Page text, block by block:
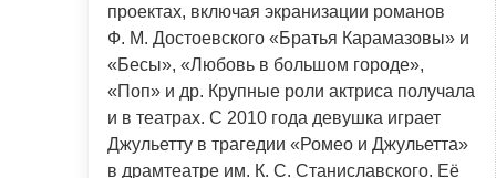
проектах, включая экранизации романов
Ф. М. Достоевского «Братья Карамазовы» и
«Бесы», «Любовь в большом городе»,
«Поп» и др. Крупные роли актриса получала
и в театрах. С 2010 года девушка играет
Джульетту в трагедии «Ромео и Джульетта»
в драмтеатре им. К. С. Станиславского. Её